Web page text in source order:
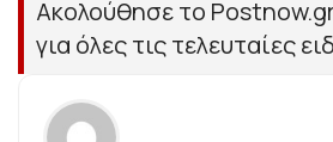
Ακολούθησε το
για όλες τις τελευταίες